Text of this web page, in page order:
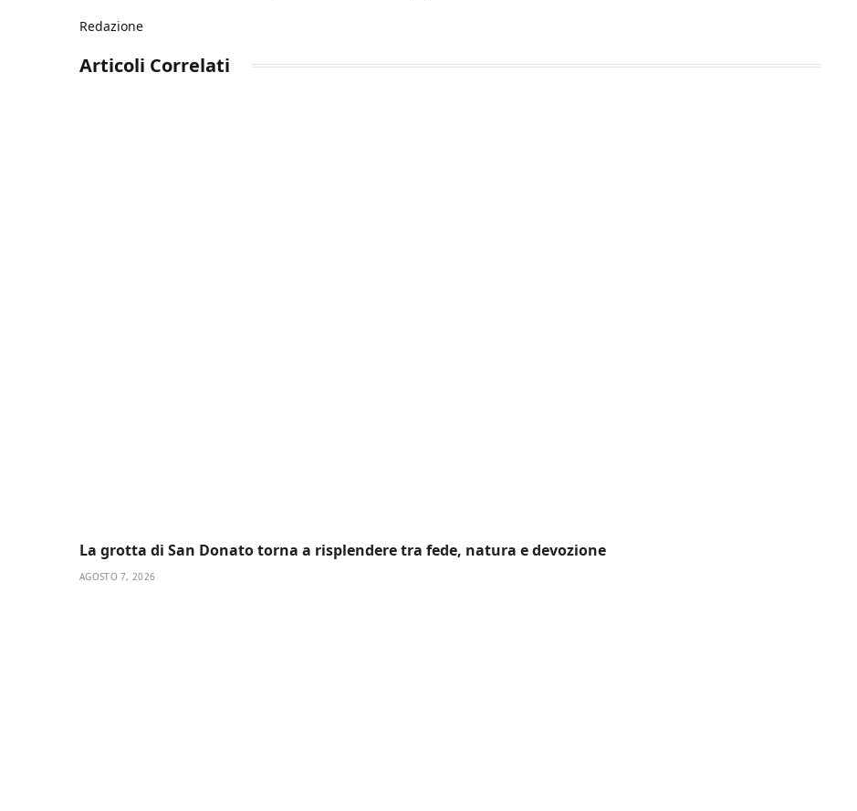
Redazione
Articoli Correlati
La grotta di San Donato torna a risplendere tra fede, natura e devozione
AGOSTO 7, 2026